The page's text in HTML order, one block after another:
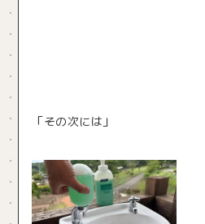
「その次には」